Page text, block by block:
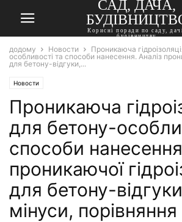
САД, ДАЧА,
Корисні поради по саду,
будівництву
додому Новости
Проникаюча
особливості та способи нанесення. Аналіз
для бетону-відгуки,...
Новости
Проникаюча
для бетону-
способи
проникаючої
для бетону-
мінуси, порівняння